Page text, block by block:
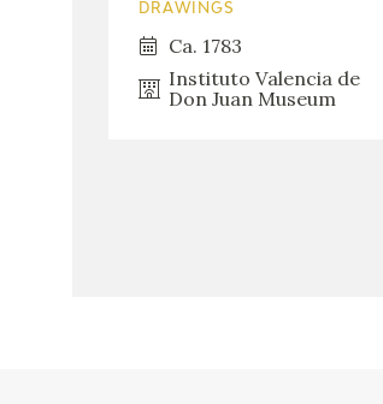
DRAWINGS
Ca. 1783
Instituto Valencia de
Don Juan Museum